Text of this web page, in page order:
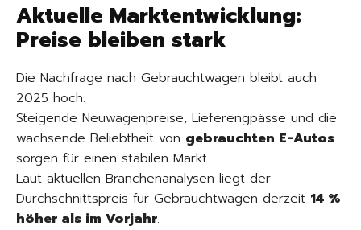
Aktuelle Marktentwicklung:
Preise bleiben stark
Die Nachfrage nach Gebrauchtwagen bleibt auch
2025 hoch.
Steigende Neuwagenpreise, Lieferengpässe und die
wachsende Beliebtheit von gebrauchten E-Autos
sorgen für einen stabilen Markt.
Laut aktuellen Branchenanalysen liegt der
Durchschnittspreis für Gebrauchtwagen derzeit 14 %
höher als im Vorjahr.